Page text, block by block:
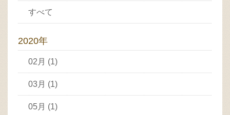
すべて
2020年
02月 (1)
03月 (1)
05月 (1)